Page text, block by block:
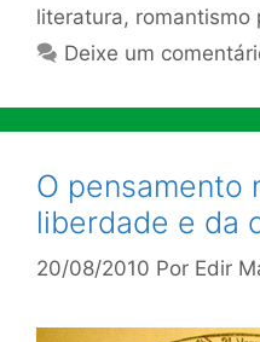
literatura, romantismo
Deixe um
O pensamento
liberdade e da
20/08/2010 Por Edir